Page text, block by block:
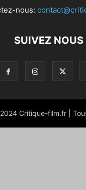
nous:
SUIVEZ NOUS
Critique-film.fr |